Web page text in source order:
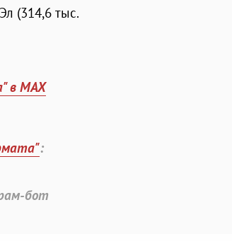
(314,6 тыс.
в MAX
:
бот